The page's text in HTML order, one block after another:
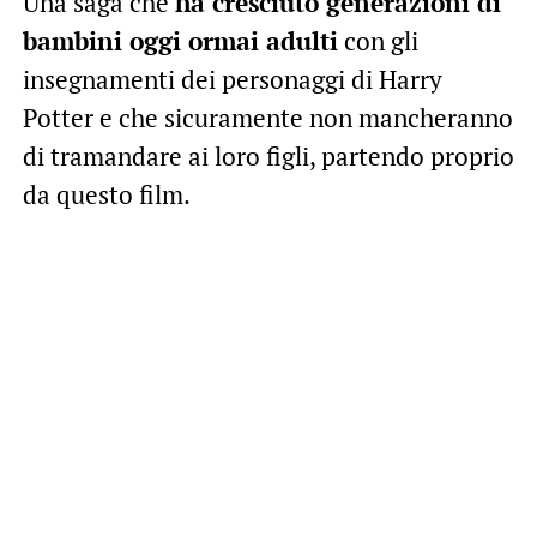
bambini oggi ormai adulticon gli
insegnamenti dei personaggi di Harry
Potter e che sicuramente non mancheranno
di tramandare ai loro figli, partendo proprio
da questo film.